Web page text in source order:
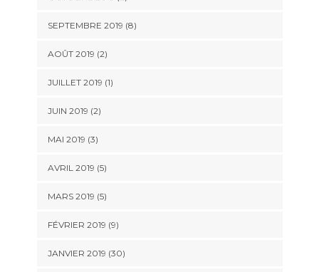
SEPTEMBRE 2019 (8)
AOÛT 2019 (2)
JUILLET 2019 (1)
JUIN 2019 (2)
MAI 2019 (3)
AVRIL 2019 (5)
MARS 2019 (5)
FÉVRIER 2019 (9)
JANVIER 2019 (30)